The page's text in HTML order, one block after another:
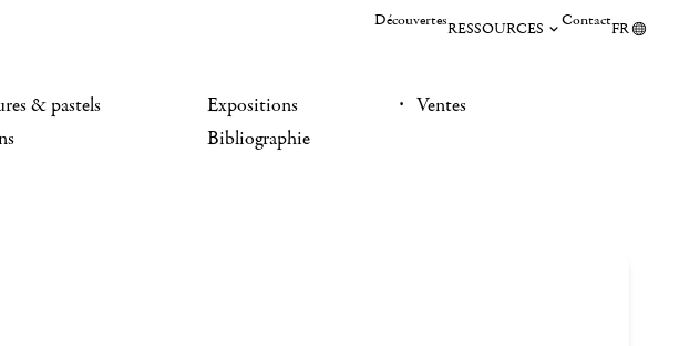
DécouvertesRESSOURCES ContactFR
& pastels
Expositions
Bibliographie
Ventes